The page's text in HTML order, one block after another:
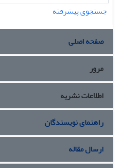
جستجوی پیشرفته
صفحه اصلی
مرور
اطلاعات نشریه
راهنمای نویسندگان
ارسال مقاله